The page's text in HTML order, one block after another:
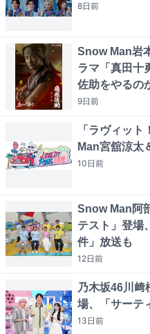
8日前
Snow Man岩
ラマ「真田十
佐助をやるの
9日前
「ラヴィッ
Man宮舘涼太
10日前
Snow Man阿
テスト」登場
件」放送も
12日前
乃木坂46川﨑
場、「サーテ
13日前